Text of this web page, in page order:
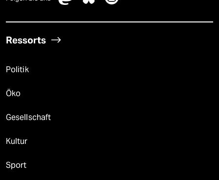
Ressorts
Politik
Öko
Gesellschaft
Kultur
Sport